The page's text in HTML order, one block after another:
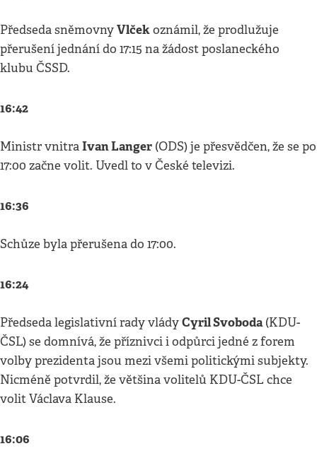
Předseda sněmovnyVlčekoznámil, že prodlužuje
přerušení jednání do 17:15 na žádost poslaneckého
klubu ČSSD.
16:42
Ministr vnitraIvan Langer (ODS) je přesvědčen, že se po
17:00 začne volit. Uvedl to v České televizi.
16:36
Schůze byla přerušena do 17:00.
16:24
Předseda legislativní rady vládyCyril Svoboda(KDU-
ČSL) se domnívá, že příznivci i odpůrci jedné z forem
volby prezidenta jsou mezi všemi politickými subjekty.
Nicméně potvrdil, že většina volitelů KDU-ČSL chce
volit Václava Klause.
16:06